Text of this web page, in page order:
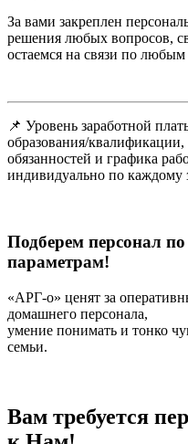
За вами закреплен
решения любых вопросов,
остаемся на связи по
📌 Уровень заработной
образования/
обязанностей и графика
индивидуально по каждому
Подберем персонал
параметрам!
«АРГ-о» ценят за
домашнего персонала,
умение понимать и тонко
семьи.
Вам требуется